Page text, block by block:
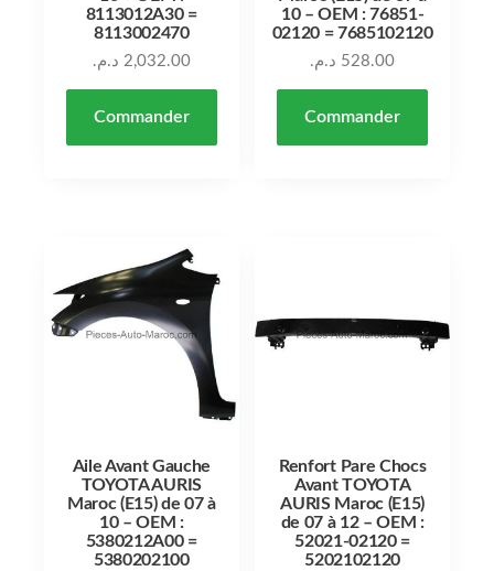
8113012A30 =
8113002470
2,032.00 د.م.
Commander
10 – OEM : 76851-
02120 = 7685102120
528.00 د.م.
Commander
Aile Avant Gauche
TOYOTA AURIS
Maroc (E15) de 07 à
10 – OEM :
5380212A00 =
5380202100
Renfort Pare Chocs
Avant TOYOTA
AURIS Maroc (E15)
de 07 à 12 – OEM :
52021-02120 =
5202102120